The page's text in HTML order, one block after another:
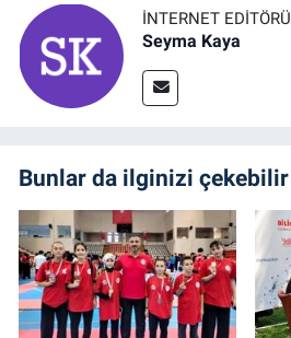
İNTERNET EDITÖRÜ
Seyma Kaya
Bunlar da ilginizi çekebilir